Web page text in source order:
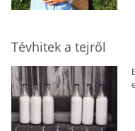
Tévhitek a tejről